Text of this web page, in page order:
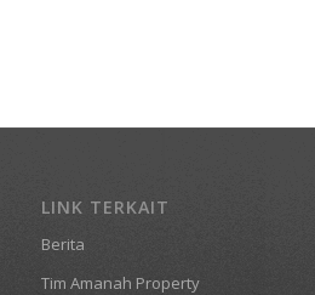
LINK TERKAIT
Berita
Tim Amanah Property